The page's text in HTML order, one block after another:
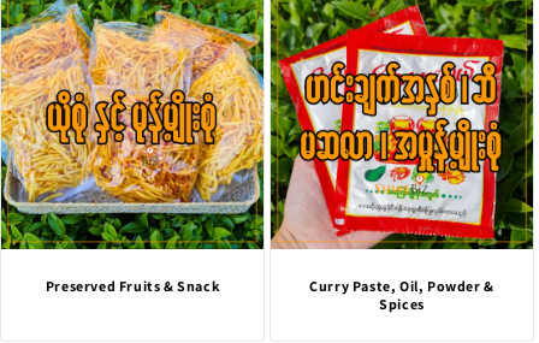
Preserved Fruits & Snack
Curry Paste, Oil, Powder &
Spices